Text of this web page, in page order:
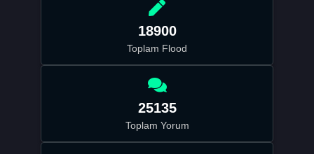
18900
Toplam Flood
25135
Toplam Yorum